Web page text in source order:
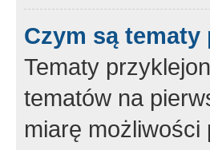
Czym są
Tematy
tematów na
miarę możliwości